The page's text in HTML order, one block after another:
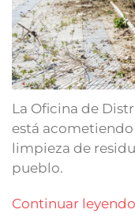
La Oficina de
está
limpieza de
pueblo.
Continuar leyendo